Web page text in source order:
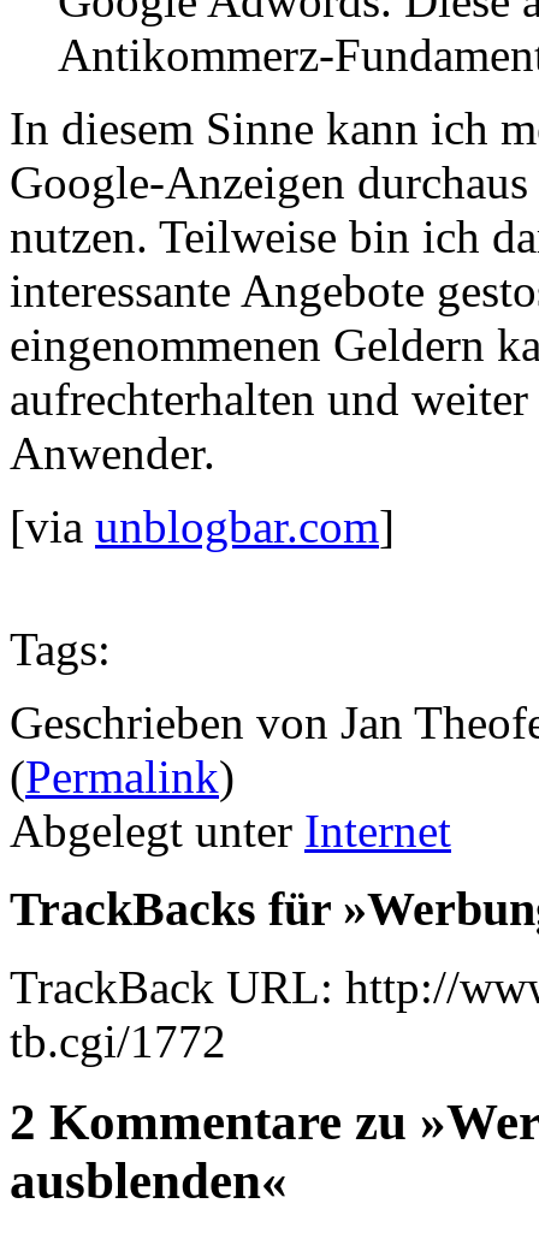
Antikommerz-
In diesem Sinne kann ich
Google-Anzeigen
nutzen. Teilweise bin ich
interessante Angebote
eingenommenen Geldern
aufrechterhalten und
Anwender.
[via unblogbar.com]
Tags:
Geschrieben von Jan
(Permalink)
Abgelegt unter Internet
TrackBacks für
TrackBack URL: http://
tb.cgi/1772
2 Kommentare zu
ausblenden«